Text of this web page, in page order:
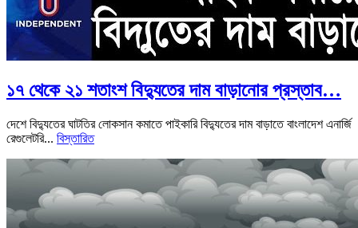
১৭ থেকে ২১ শতাংশ বিদ্যুতের দাম বাড়ানোর প্রস্তাব…
দেশে বিদ্যুতের ঘাটতির লোকসান কমাতে পাইকারি বিদ্যুতের দাম বাড়াতে বাংলাদেশ এনার্জি
রেগুলেটরি... বিস্তারিত